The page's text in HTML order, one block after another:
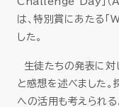
は、特別賞にあたる
した。
生徒たちの発表に対
と感想を述べました。
への活用も考えられる